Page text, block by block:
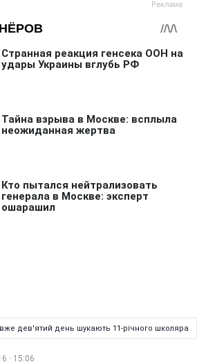
дев'ятий день шукають 11-річного школяра
· 15:06